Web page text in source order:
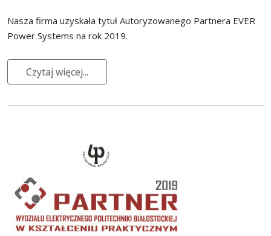
Nasza firma uzyskała tytuł Autoryzowanego Partnera EVER
Power Systems na rok 2019.
Czytaj więcej...